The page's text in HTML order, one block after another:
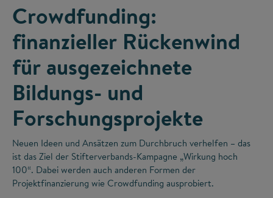
Crowdfunding:
finanzieller Rückenwind
für ausgezeichnete
Bildungs- und
Forschungsprojekte
Neuen Ideen und Ansätzen zum Durchbruch verhelfen – das
ist das Ziel der Stifterverbands-Kampagne „Wirkung hoch
100“. Dabei werden auch anderen Formen der
Projektfinanzierung wie Crowdfunding ausprobiert.